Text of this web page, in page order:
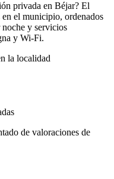
privada en Béjar? El
el municipio, ordenados
y servicios
y Wi-Fi.
la localidad
de valoraciones de